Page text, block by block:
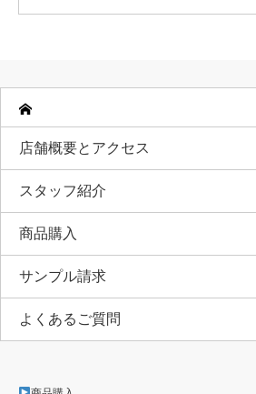
店舗概要とアクセス
スタッフ紹介
商品購入
サンプル請求
よくあるご質問